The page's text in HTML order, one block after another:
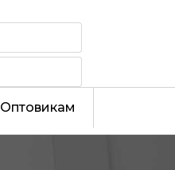
Оптовикам